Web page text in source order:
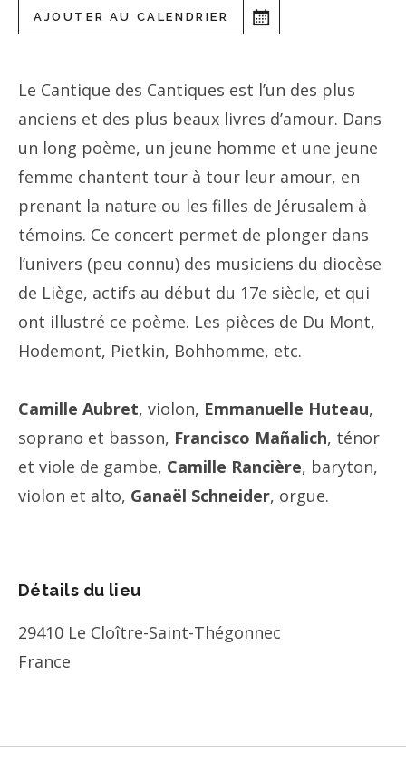
AJOUTER AU CALENDRIER
Le Cantique des Cantiques est l’un des plus
anciens et des plus beaux livres d’amour. Dans
un long poème, un jeune homme et une jeune
femme chantent tour à tour leur amour, en
prenant la nature ou les filles de Jérusalem à
témoins. Ce concert permet de plonger dans
l’univers (peu connu) des musiciens du diocèse
de Liège, actifs au début du 17e siècle, et qui
ont illustré ce poème. Les pièces de Du Mont,
Hodemont, Pietkin, Bohhomme, etc.
Camille Aubret, violon, Emmanuelle Huteau,
soprano et basson, Francisco Mañalich, ténor
et viole de gambe, Camille Rancière, baryton,
violon et alto, Ganaël Schneider, orgue.
Détails du lieu
29410 Le Cloître-Saint-Thégonnec
France